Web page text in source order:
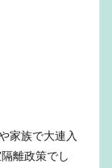
家族で大連入
離政策でし